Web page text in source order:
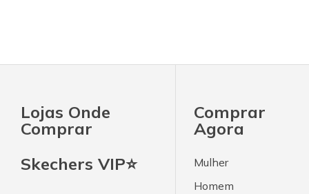
Lojas Onde
Comprar
Skechers VIP⭐
Comprar
Agora
Mulher
Homem